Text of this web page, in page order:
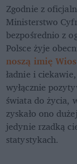
Zgodnie z
Ministerstwo
bezpośrednio z
Polsce żyje
noszą imię
ładnie i
wyłącznie
świata do życia,
zyskało ono
jedynie rzadką
statystykach.